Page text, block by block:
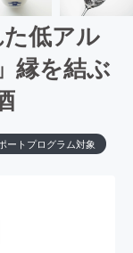
低アル
縁を結ぶ
ートプログラム対象